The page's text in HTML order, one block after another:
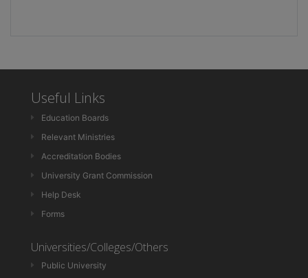
Useful Links
Education Boards
Relevant Ministries
Accreditation Bodies
University Grant Commission
Help Desk
Forms
Universities/Colleges/Others
Public University